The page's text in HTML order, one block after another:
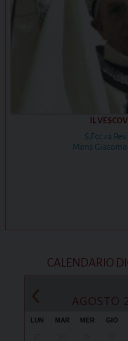
IL
S.Ecc.za
Mons
CALENDARIO
‹ AGOSTO
LUN MAR MER GIO